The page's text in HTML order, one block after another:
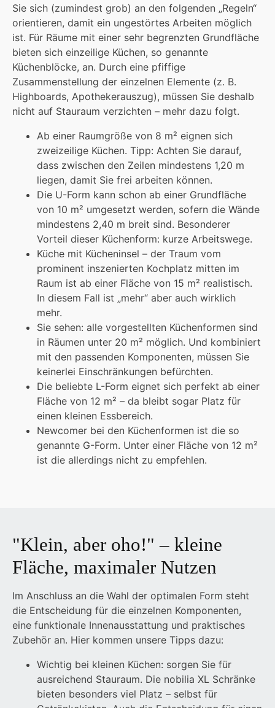
Sie sich (zumindest grob) an den folgenden „Regeln“
orientieren, damit ein ungestörtes Arbeiten möglich
ist. Für Räume mit einer sehr begrenzten Grundfläche
bieten sich einzeilige Küchen, so genannte
Küchenblöcke, an. Durch eine pfiffige
Zusammenstellung der einzelnen Elemente (z. B.
Highboards, Apothekerauszug), müssen Sie deshalb
nicht auf Stauraum verzichten – mehr dazu folgt.
Ab einer Raumgröße von 8 m² eignen sich
zweizeilige Küchen. Tipp: Achten Sie darauf,
dass zwischen den Zeilen mindestens 1,20 m
liegen, damit Sie frei arbeiten können.
Die U-Form kann schon ab einer Grundfläche
von 10 m² umgesetzt werden, sofern die Wände
mindestens 2,40 m breit sind. Besonderer
Vorteil dieser Küchenform: kurze Arbeitswege.
Küche mit Kücheninsel – der Traum vom
prominent inszenierten Kochplatz mitten im
Raum ist ab einer Fläche von 15 m² realistisch.
In diesem Fall ist „mehr“ aber auch wirklich
mehr.
Sie sehen: alle vorgestellten Küchenformen sind
in Räumen unter 20 m² möglich. Und kombiniert
mit den passenden Komponenten, müssen Sie
keinerlei Einschränkungen befürchten.
Die beliebte L-Form eignet sich perfekt ab einer
Fläche von 12 m² – da bleibt sogar Platz für
einen kleinen Essbereich.
Newcomer bei den Küchenformen ist die so
genannte G-Form. Unter einer Fläche von 12 m²
ist die allerdings nicht zu empfehlen.
"Klein, aber oho!" – kleine
Fläche, maximaler Nutzen
Im Anschluss an die Wahl der optimalen Form steht
die Entscheidung für die einzelnen Komponenten,
eine funktionale Innenausstattung und praktisches
Zubehör an. Hier kommen unsere Tipps dazu:
Wichtig bei kleinen Küchen: sorgen Sie für
ausreichend Stauraum. Die nobilia XL Schränke
bieten besonders viel Platz – selbst für